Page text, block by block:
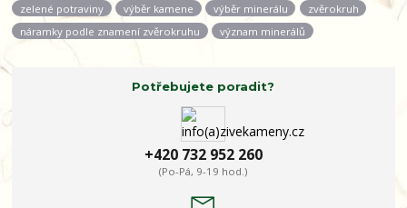
zelené potraviny
výběr kamene výběr minerálu
zvěrokruh
náramky podle znamení zvěrokruhu
význam minerálů
Potřebujete poradit?
+420 732 952 260
(Po-Pá, 9-19 hod.)